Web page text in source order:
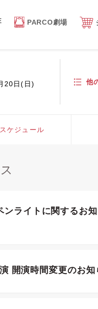
PARCO劇場
20日(日)
他
スケジュール
ライトに関するお
開演時間変更のお知